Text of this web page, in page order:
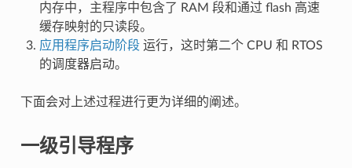
内存中，主程序中包含了 RAM 段和通过 flash 高速
缓存映射的只读段。
应用程序启动阶段运行，这时第二个 CPU 和 RTOS
的调度器启动。
下面会对上述过程进行更为详细的阐述。
一级引导程序